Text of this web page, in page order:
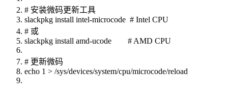
# 安装微码更新工具
slackpkg install intel-microcode # Intel CPU
# 或
slackpkg install amd-ucode # AMD CPU
# 更新微码
echo 1 > /sys/devices/system/cpu/microcode/reload